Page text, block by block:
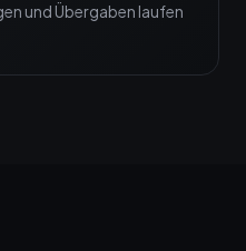
und Übergaben laufen